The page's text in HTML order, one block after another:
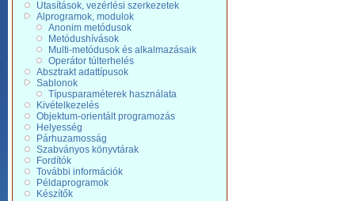
Utasítások, vezérlési szerkezetek
Alprogramok, modulok
Anonim metódusok
Metódushívások
Multi-metódusok és alkalmazásaik
Operátor túlterhelés
Absztrakt adattípusok
Sablonok
Típusparaméterek használata
Kivételkezelés
Objektum-orientált programozás
Helyesség
Párhuzamosság
Szabványos könyvtárak
Fordítók
További információk
Példaprogramok
Készítők